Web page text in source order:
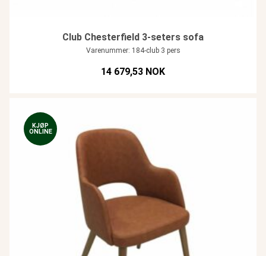
Club Chesterfield 3-seters sofa
Varenummer: 184-club 3 pers
14 679,53 NOK
KJØP
ONLINE